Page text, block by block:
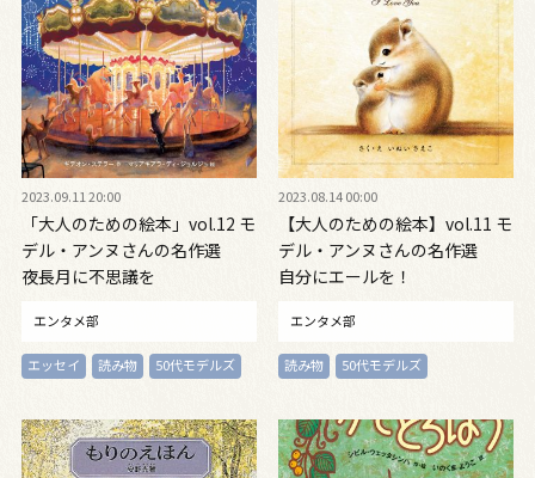
2023.09.11 20:00
「大人のための絵本」vol.12 モ
デル・アンヌさんの名作選
夜長月に不思議を
エンタメ部
エッセイ 読み物 50代モデルズ
2023.08.14 00:00
【大人のための絵本】vol.11 モ
デル・アンヌさんの名作選
自分にエールを！
エンタメ部
読み物 50代モデルズ